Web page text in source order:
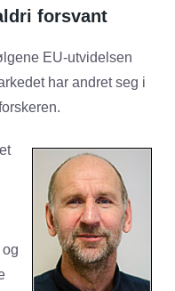
forsvant
EU-utvidelsen
har andret seg i